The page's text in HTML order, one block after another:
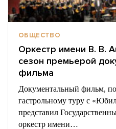
ОБЩЕСТВО
Оркестр имени В. В.
сезон премьерой
фильма
Документальный фильм,
гастрольному туру с
представил
оркестр имени…